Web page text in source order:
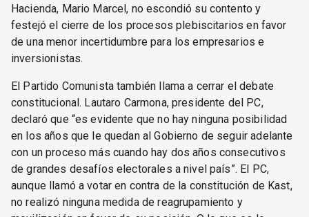
Hacienda, Mario Marcel, no escondió su contento y
festejó el cierre de los procesos plebiscitarios en favor
de una menor incertidumbre para los empresarios e
inversionistas.
El Partido Comunista también llama a cerrar el debate
constitucional. Lautaro Carmona, presidente del PC,
declaró que “es evidente que no hay ninguna posibilidad
en los años que le quedan al Gobierno de seguir adelante
con un proceso más cuando hay dos años consecutivos
de grandes desafíos electorales a nivel país”. El PC,
aunque llamó a votar en contra de la constitución de Kast,
no realizó ninguna medida de reagrupamiento y